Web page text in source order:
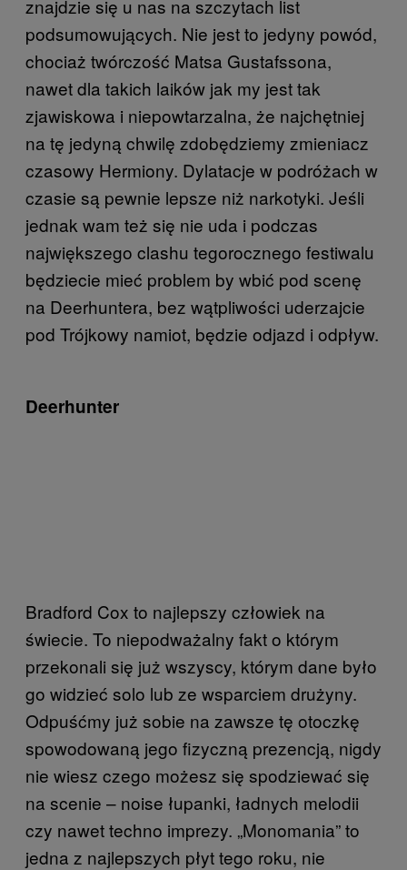
znajdzie się u nas na szczytach list
podsumowujących. Nie jest to jedyny powód,
chociaż twórczość Matsa Gustafssona,
nawet dla takich laików jak my jest tak
zjawiskowa i niepowtarzalna, że najchętniej
na tę jedyną chwilę zdobędziemy zmieniacz
czasowy Hermiony. Dylatacje w podróżach w
czasie są pewnie lepsze niż narkotyki. Jeśli
jednak wam też się nie uda i podczas
największego clashu tegorocznego festiwalu
będziecie mieć problem by wbić pod scenę
na Deerhuntera, bez wątpliwości uderzajcie
pod Trójkowy namiot, będzie odjazd i odpływ.
Deerhunter
Bradford Cox to najlepszy człowiek na
świecie. To niepodważalny fakt o którym
przekonali się już wszyscy, którym dane było
go widzieć solo lub ze wsparciem drużyny.
Odpuśćmy już sobie na zawsze tę otoczkę
spowodowaną jego fizyczną prezencją, nigdy
nie wiesz czego możesz się spodziewać się
na scenie – noise łupanki, ładnych melodii
czy nawet techno imprezy. „Monomania” to
jedna z najlepszych płyt tego roku, nie